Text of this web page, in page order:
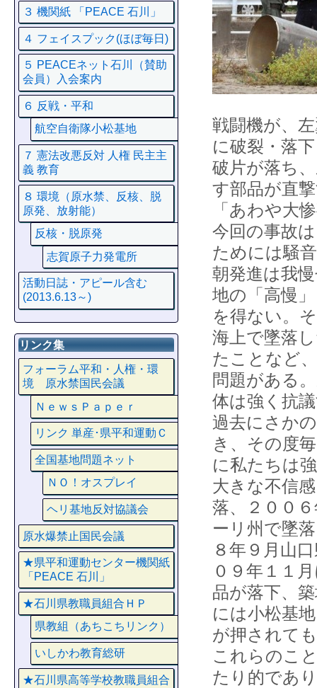
戦闘機が、
に破裂・落
破片が落ち
す部品が直
「あわや大
今回の事故
ためには騒
朝発進は我
地の「高慢
を得ない。
海上で墜落
たことなど
問題がある
体は強く抗
過去にさか
き、その度
に私たちは
大きな不信
落、２００
ーリ州で墜
８年９月山
０９年１１
品が落下、
には小松基
が押されて
これらのこ
たり的であ
３ 機関紙 「PEACE 石川」
４ フェイスプック(ほぼ毎日)
５ PEACEネット石川（賛助
会員）入会案内
６ 反戦・平和
航空自衛隊小松基地
７ 憲法改悪反対 人権 民主主
義 教育
８ 環境（原水禁、反核、脱
原発、放射能）
反核・脱原発
志賀原子力発電所
活動日誌・アピール含む
(2013.6.13～)
リンク集
フォーラム平和・人権・環
境 原水禁国民会議
ＮｅｗｓＰａｐｅｒ
リンク 単産･県平和運動Ｃ
全国基地問題ネット
ＮＯ！オスプレイ
ヘリ基地反対協議会
原水爆禁止国民会議
★県平和運動センター機関紙
「PEACE 石川」
★石川県教職員組合ＨＰ
県教組（あちこちリンク）
いしかわ教育総研
★石川県高等学校教職員組合